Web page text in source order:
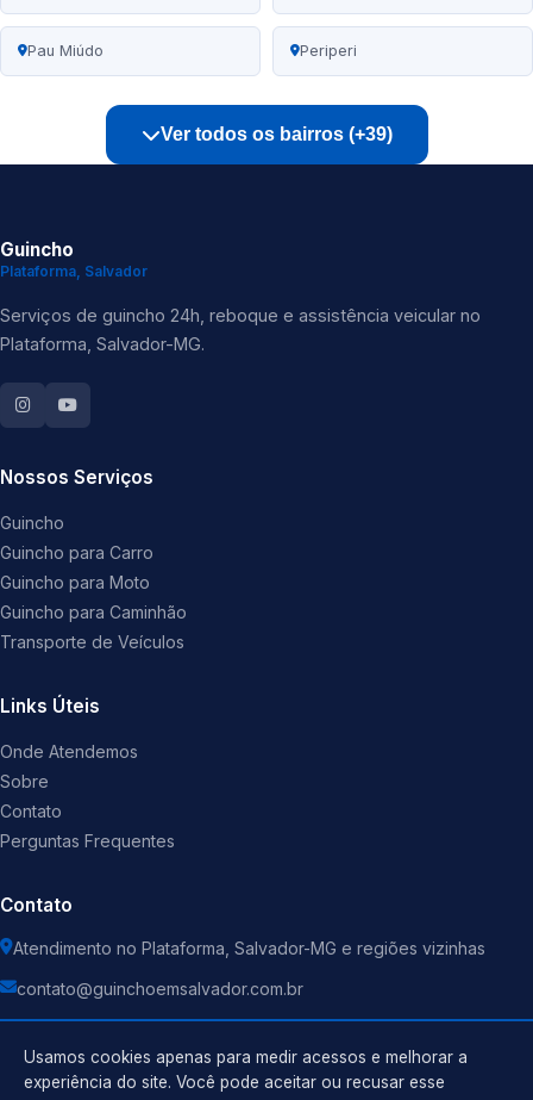
Pau Miúdo Periperi
Ver todos os bairros (+39)
Guincho
Plataforma, Salvador
Serviços de guincho 24h, reboque e assistência veicular no
Plataforma, Salvador-MG.
Nossos Serviços
Guincho
Guincho para Carro
Guincho para Moto
Guincho para Caminhão
Transporte de Veículos
Links Úteis
Onde Atendemos
Sobre
Contato
Perguntas Frequentes
Contato
Atendimento no Plataforma, Salvador-MG e regiões vizinhas
contato@guinchoemsalvador.com.br
Usamos cookies apenas para medir acessos e melhorar a
experiência do site. Você pode aceitar ou recusar esse